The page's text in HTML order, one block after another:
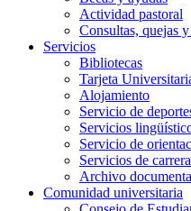
Actividad pastoral
Consultas, quejas
Servicios
Bibliotecas
Tarjeta
Alojamiento
Servicio de
Servicios
Servicio de
Servicios de
Archivo
Comunidad universitaria